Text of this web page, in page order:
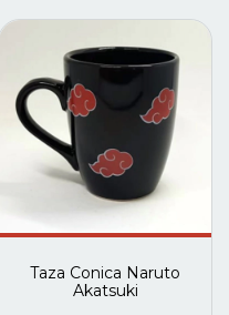
Taza Conica Naruto
Akatsuki